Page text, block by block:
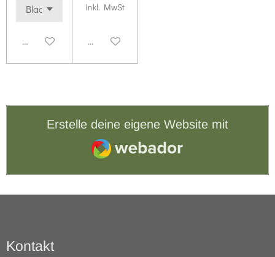
Deaktiviert
inkl. MwSt
Deaktiviert
Erstelle deine eigene Website mit
Webador
Kontakt